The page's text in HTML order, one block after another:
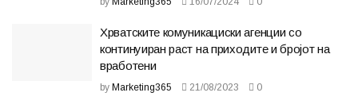
Хрватските комуникациски агенции со
континуиран раст на приходите и бројот на
вработени
by Marketing365 21/08/2023 0